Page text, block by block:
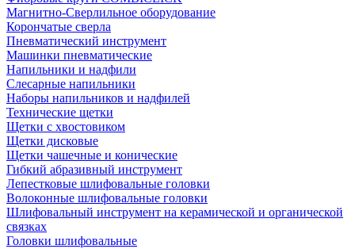
Магнитно-Сверлильное оборудование
Корончатые сверла
Пневматический инструмент
Машинки пневматические
Напильники и надфили
Слесарные напильники
Наборы напильников и надфилей
Технические щетки
Щетки с хвостовиком
Щетки дисковые
Щетки чашечные и конические
Гибкий абразивный инструмент
Лепестковые шлифовальные головки
Волоконные шлифовальные головки
Шлифовальный инструмент на керамической и органической
связках
Головки шлифовальные